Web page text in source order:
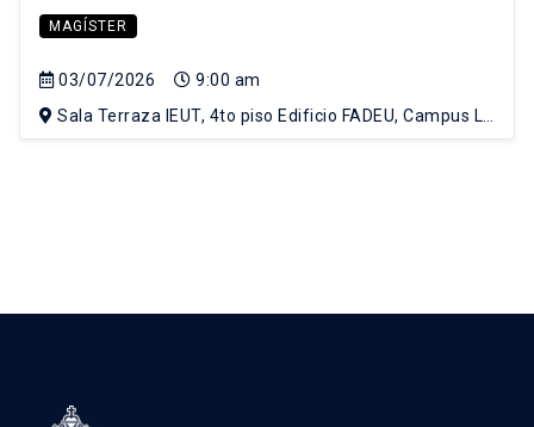
MAGÍSTER
03/07/2026
9:00 am
Sala Terraza IEUT, 4to piso Edificio FADEU, Campus Lo